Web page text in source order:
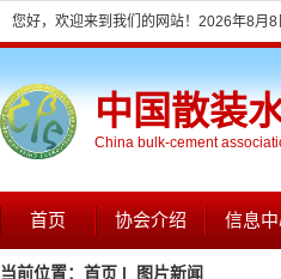
您好，欢迎来到我们的网站！ 2026年8月8
中国散装
China bulk-cement
首页 协会介绍 信息
当前位置： 首页 | 图片新闻